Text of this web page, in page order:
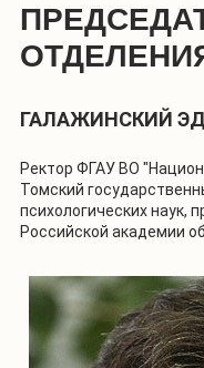
ГАЛАЖИНСКИЙ
Ректор ФГАУ ВО
Томский
психологических наук,
Российской академии